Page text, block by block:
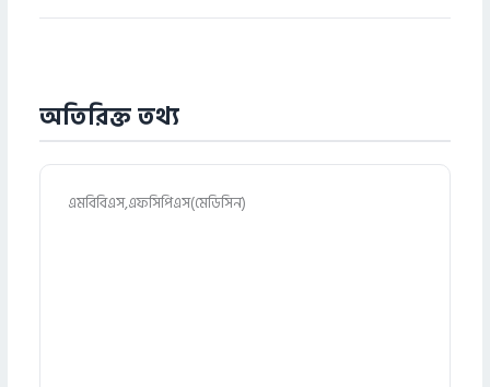
অতিরিক্ত তথ্য
এমবিবিএস,এফসিপিএস(মেডিসিন)